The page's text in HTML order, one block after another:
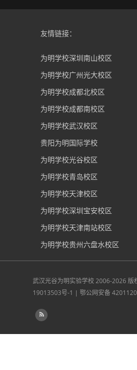
友情链接：
为明学校深圳南山校区
为明学校广州光大校区
为明学校成都北校区
为明学校成都南校区
为明学校武汉校区
贵阳为明国际学校
为明学校光谷校区
为明学校青岛校区
为明学校天津校区
为明学校深圳宝安校区
为明学校天津南站校区
为明学校贵州六盘水校区
武汉光谷为明实验学校2006-2026 版
19013503号-1 | 鄂公网安备